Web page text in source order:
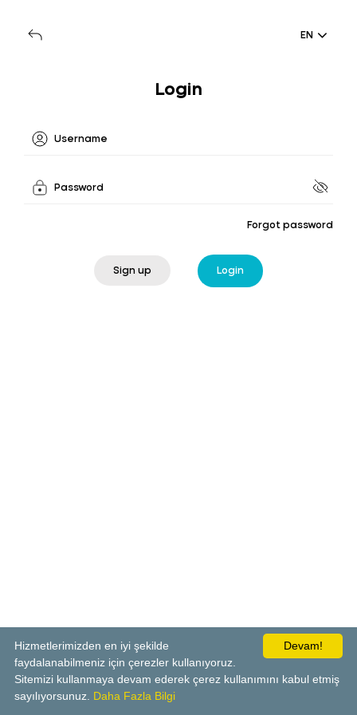
EN
Login
Forgot password
Sign up Login
Devam!
Hizmetlerimizden en iyi şekilde
faydalanabilmeniz için çerezler kullanıyoruz.
Sitemizi kullanmaya devam ederek çerez kullanımını kabul etmiş
sayılıyorsunuz. Daha Fazla Bilgi